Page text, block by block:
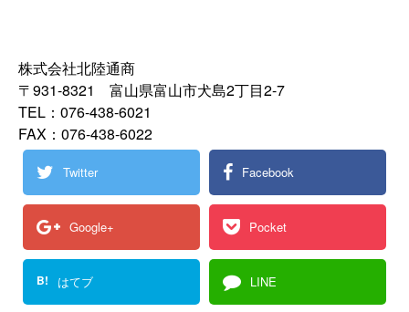
株式会社北陸通商
〒931-8321 富山県富山市犬島2丁目2-7
TEL：076-438-6021
FAX：076-438-6022
Twitter Facebook
Google+ Pocket
B! はてブ LINE